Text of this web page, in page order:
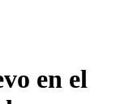
en el